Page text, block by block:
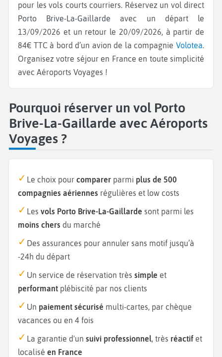
pour les vols courts courriers. Réservez un vol direct
Porto Brive-La-Gaillardeavec un départ le
13/09/2026 et un retour le 20/09/2026, à partir de
84€ TTC à bord d’un avion de la compagnie Volotea.
Organisez votre séjour en France en toute simplicité
avec Aéroports Voyages !
Pourquoi réserver un vol Porto
Brive-La-Gaillarde avec Aéroports
Voyages ?
Le choix pour comparer parmi plus de 500
compagnies aériennes régulières et low costs
Les vols Porto Brive-La-Gaillarde sont parmi les
moins chers du marché
Des assurances pour annuler sans motif jusqu’à
-24h du départ
Un service de réservation très simple et
performant plébiscité par nos clients
Un paiement sécurisé multi-cartes, par chèque
vacances ou en 4 fois
La garantie d'un suivi professionnel, très réactif et
localisé en France